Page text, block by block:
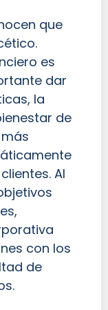
que
es
dar
la
de
Al
con los
de